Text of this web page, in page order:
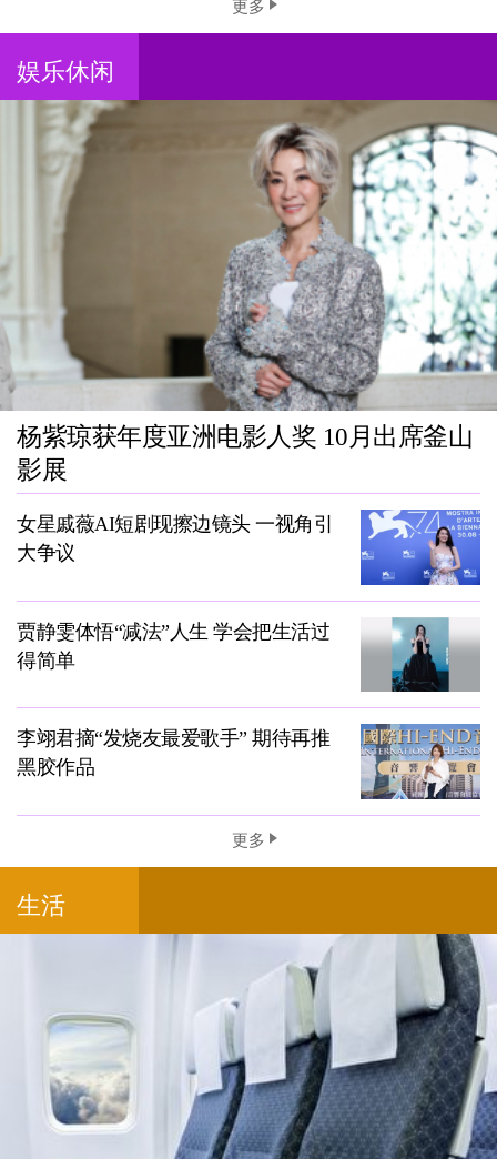
更多
娱乐休闲
杨紫琼获年度亚洲电影人奖 10月出席釜山
影展
女星戚薇AI短剧现擦边镜头 一视角引
大争议
贾静雯体悟“减法”人生 学会把生活过
得简单
李翊君摘“发烧友最爱歌手” 期待再推
黑胶作品
更多
生活